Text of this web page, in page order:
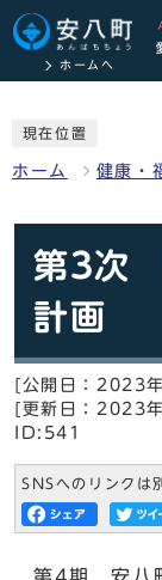
ホームへ
現在位置
ホーム 健康・
第3次
計画
[公開日：2023
[更新日：2023
ID:541
SNSへのリンクは